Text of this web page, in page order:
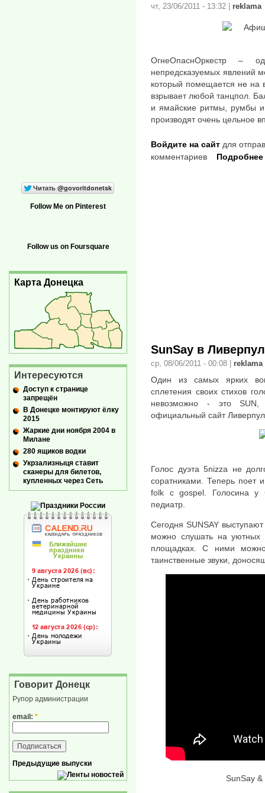
чт, 23/06/2011 - 13:32 reklama
ОгнеОпаснОркестр –
непредсказуемых явлений
который помещается не на
взрывает любой танцпол.
и ямайские ритмы, румбы
производят очень цельное
Войдите на сайт для
комментариев
Подробнее
SunSay в
ср, 08/06/2011 - 00:08 | reklama
Один из самых ярких
сплетения своих стихов
невозможно - это SUN,
официальный сайт
Голос дуэта 5nizza не
соратниками. Теперь поет
folk c gospel. Голосина у
педиатр.
Сегодня SUNSAY
можно слушать на уютных
площадках. С ними
таинственные звуки,
SunSay
Follow Me on Pinterest
Follow us on Foursquare
Карта Донецка
Интересуются
Доступ к странице
запрещён
В Донецке монтируют ёлку
2015
Жаркие дни ноября 2004 в
Милане
280 ящиков водки
Укрзализныця ставит
сканеры для билетов,
купленных через Сеть
Говорит Донецк
Рупор администрации
email: *
Предыдущие выпуски